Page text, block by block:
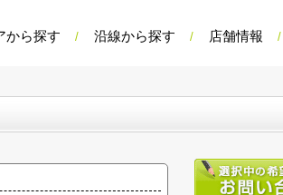
から探す 沿線から探す 店舗情報